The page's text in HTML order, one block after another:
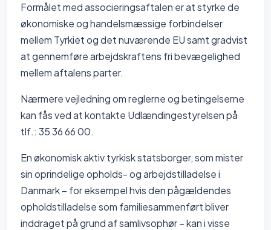
Formålet med associeringsaftalen er at styrke de
økonomiske og handelsmæssige forbindelser
mellem Tyrkiet og det nuværende EU samt gradvist
at gennemføre arbejdskraftens fri bevægelighed
mellem aftalens parter.
Nærmere vejledning om reglerne og betingelserne
kan fås ved at kontakte Udlændingestyrelsen på
tlf.: 35 36 66 00.
En økonomisk aktiv tyrkisk statsborger, som mister
sin oprindelige opholds- og arbejdstilladelse i
Danmark – for eksempel hvis den pågældendes
opholdstilladelse som familiesammenført bliver
inddraget på grund af samlivsophør – kan i visse